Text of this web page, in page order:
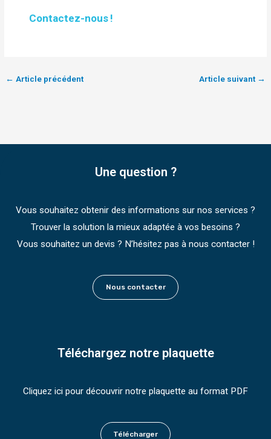
Contactez-nous !
← Article précédent Article suivant →
Une question ?
Vous souhaitez obtenir des informations sur nos services ?
Trouver la solution la mieux adaptée à vos besoins ?
Vous souhaitez un devis ? N’hésitez pas à nous contacter !
Nous contacter
Téléchargez notre plaquette
Cliquez ici pour découvrir notre plaquette au format PDF
Télécharger